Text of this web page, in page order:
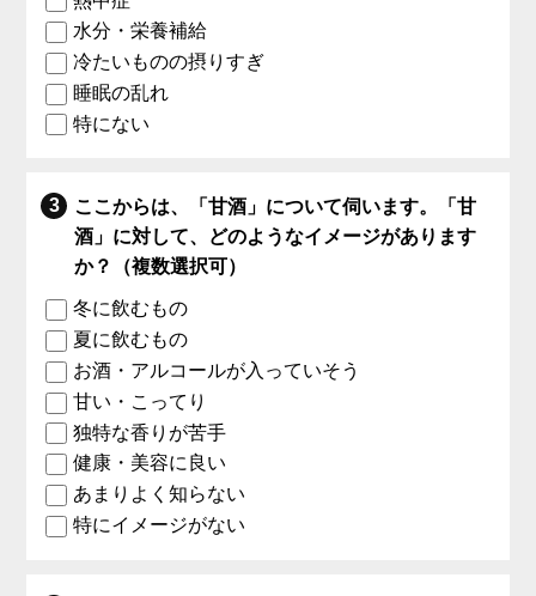
水分・栄養補給
冷たいものの摂りすぎ
睡眠の乱れ
特にない
ここからは、「甘酒」について伺います。「甘
酒」に対して、どのようなイメージがあります
か？（複数選択可）
冬に飲むもの
夏に飲むもの
お酒・アルコールが入っていそう
甘い・こってり
独特な香りが苦手
健康・美容に良い
あまりよく知らない
特にイメージがない